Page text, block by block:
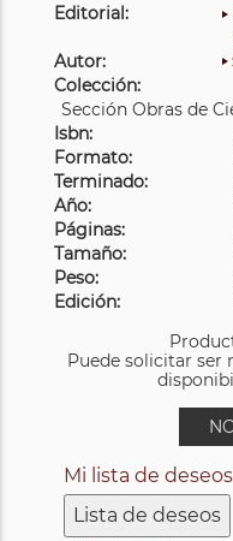
Editorial:
Autor:
Colección:
Sección Obras de
Isbn:
Formato:
Terminado:
Año:
Páginas:
Tamaño:
Peso:
Edición:
Puede solicitar
Mi lista de deseos
Lista de deseos